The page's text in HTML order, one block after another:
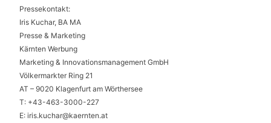
Pressekontakt:
Iris Kuchar, BA MA
Presse & Marketing
Kärnten Werbung
Marketing & Innovationsmanagement GmbH
Völkermarkter Ring 21
AT – 9020 Klagenfurt am Wörthersee
T: +43-463-3000-227
E: iris.kuchar@kaernten.at